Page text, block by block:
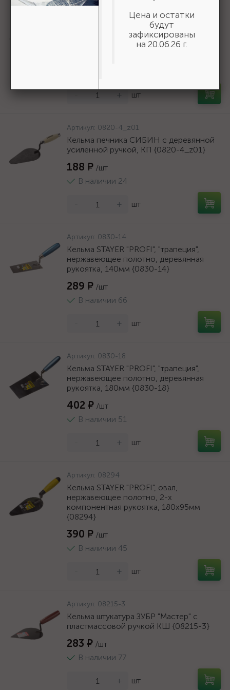
Артикул:08292
STAYER 200 мм, нержавеющее полотно,
2-х компонентная рукоятка, кельма
треугольник, Professional (08292)
+ шт
Артикул: 0820-4_z01
Кельма печника СИБИН с деревянной
усиленной ручкой, КП {0820-4_z01}
188 ₽ /шт
В наличии 24
+ шт
Артикул: 0830-14
Кельма STAYER "PROFI", "трапеция",
нержавеющее полотно, деревянная
рукоятка, 140мм {0830-14}
289 ₽ /шт
В наличии 66
+ шт
Артикул: 0830-18
Кельма STAYER "PROFI", "трапеция",
нержавеющее полотно, деревянная
рукоятка, 180мм {0830-18}
402 ₽ /шт
В наличии 51
+ шт
Артикул: 08294
Кельма STAYER "PROFI", овал,
нержавеющее полотно, 2-х
компонентная рукоятка, 180х95мм
{08294}
390 ₽ /шт
В наличии 45
+ шт
Артикул: 08215-3
Кельма штукатура ЗУБР "Мастер" с
пластмассовой ручкой КШ {08215-3}
283 ₽ /шт
В наличии 77
+ шт
Цена и остатки
будут
зафиксированы
на 20.06.26 г.